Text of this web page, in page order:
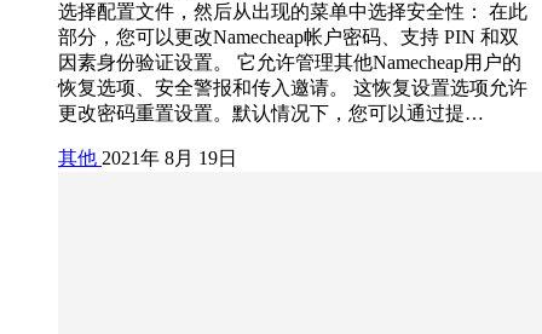
选择配置文件，然后从出现的菜单中选择安全性： 在此
部分，您可以更改Namecheap帐户密码、支持 PIN 和双
因素身份验证设置。 它允许管理其他Namecheap用户的
恢复选项、安全警报和传入邀请。 这恢复设置选项允许
更改密码重置设置。默认情况下，您可以通过提…
其他 2021年 8月 19日